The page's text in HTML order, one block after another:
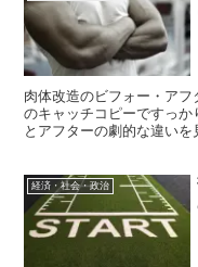
肉体改造のビフォー・アフ
のキャッチコピーですっ
とアフターの劇的な違いを
経済・社会・政治